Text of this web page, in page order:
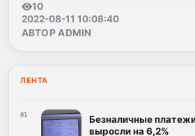
10
2022-08-11 10:08:40
АВТОР ADMIN
ЛЕНТА
01
Безналичные
выросли на 6,2%